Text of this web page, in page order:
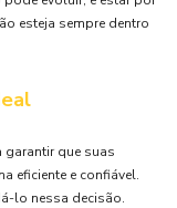
esteja sempre dentro
garantir que suas
eficiente e confiável.
lo nessa decisão.